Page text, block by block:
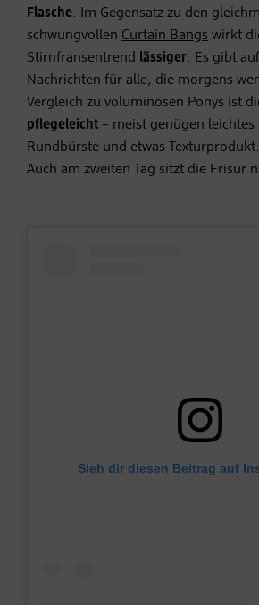
Flasche. Im Gegensatz zu den
schwungvollen Curtain Bangs wirkt
Stirnfransentrend lässiger. Es gibt
Nachrichten für alle, die morgens
Vergleich zu voluminösen Ponys ist
pflegeleicht – meist genügen
Rundbürste und etwas
Auch am zweiten Tag sitzt die Frisur
Sieh dir diesen Beitrag auf